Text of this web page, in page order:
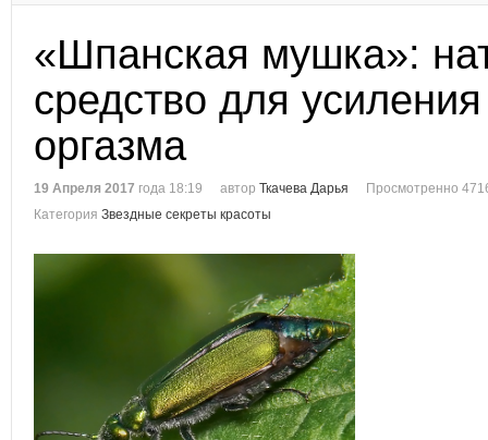
«Шпанская мушка»:
средство для
оргазма
19 Апреля 2017 года 18:19 автор Ткачева Дарья
Просмотренно
Категория Звездные секреты красоты